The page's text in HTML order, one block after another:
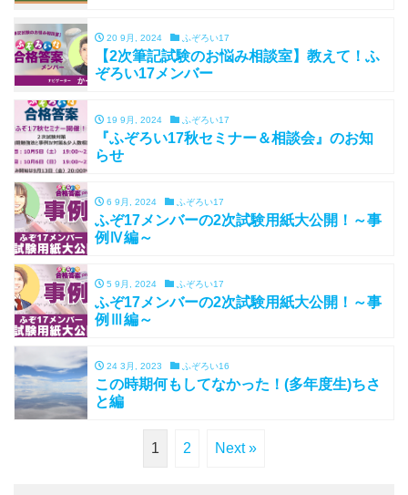
20 9月, 2024 ふぞろい17
【2次筆記試験のお悩み相談室】教えて！ふ
ぞろい17メンバー
19 9月, 2024 ふぞろい17
『ふぞろい17秋セミナー＆相談会』のお知
らせ
6 9月, 2024 ふぞろい17
ふぞ17メンバーの2次試験用紙大公開！～事
例Ⅳ編～
5 9月, 2024 ふぞろい17
ふぞ17メンバーの2次試験用紙大公開！～事
例Ⅲ編～
24 3月, 2023 ふぞろい16
この時期何もしてなかった！(多年度生)ちさ
と編
1 2 Next »